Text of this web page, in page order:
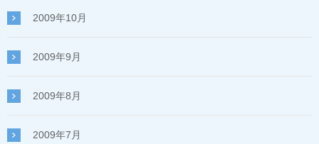
2009年10月
2009年9月
2009年8月
2009年7月